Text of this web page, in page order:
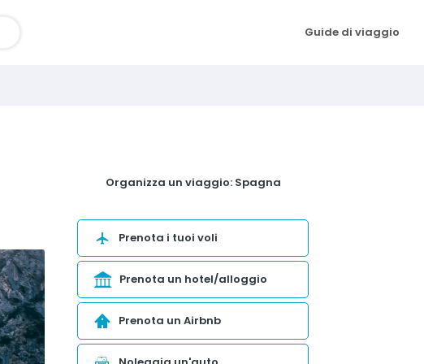
Guide di viaggio
Organizza un viaggio: Spagna
Prenota i tuoi voli
Prenota un hotel/alloggio
Prenota un Airbnb